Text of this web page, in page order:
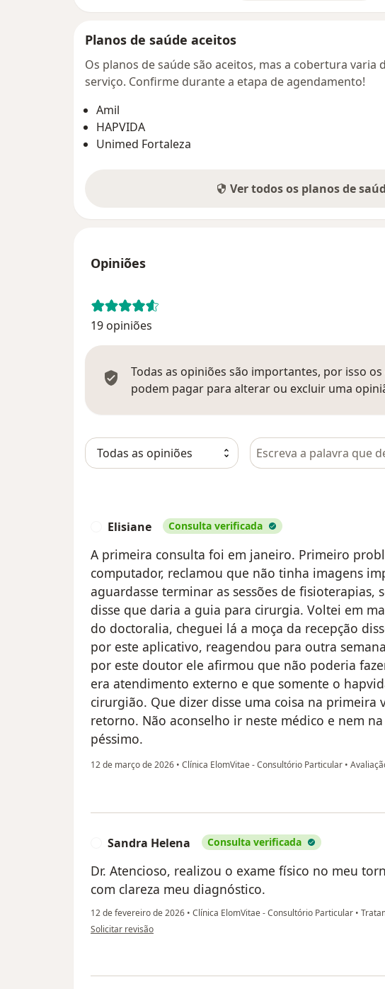
Planos de saúde aceitos
Os planos de saúde são aceitos, mas a cobertura varia
serviço. Confirme durante a etapa de agendamento!
Amil
HAPVIDA
Unimed Fortaleza
Ver todos os planos de
Opiniões
19 opiniões
Todas as opiniões são importantes, por isso
podem pagar para alterar ou excluir uma
Pesquisar em opiniões
Elisiane Consulta verificada
A primeira consulta foi em janeiro. Primeiro
computador, reclamou que não tinha imagens
aguardasse terminar as sessões de fisioterapias,
disse que daria a guia para cirurgia. Voltei em
do doctoralia, cheguei lá a moça da recepção
por este aplicativo, reagendou para outra
por este doutor ele afirmou que não poderia
era atendimento externo e que somente o
cirurgião. Que dizer disse uma coisa na primeira
retorno. Não aconselho ir neste médico e nem
péssimo.
12 de março de 2026 • Clínica ElomVitae - Consultório Particular •
Sandra Helena Consulta verificada
Dr. Atencioso, realizou o exame físico no meu
com clareza meu diagnóstico.
12 de fevereiro de 2026 • Clínica ElomVitae - Consultório Particular •
na opinião do utilizador Sandra Helena
Solicitar revisão